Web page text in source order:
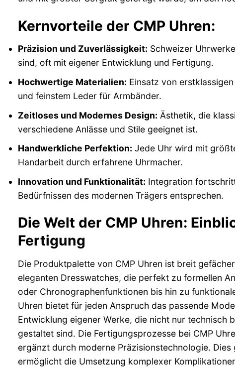
Kernvorteile der CMP Uhren:
Präzision und Zuverlässigkeit: Schweizer
sind, oft mit eigener Entwicklung und Fertigung.
Hochwertige Materialien: Einsatz von
und feinstem Leder für Armbänder.
Zeitloses und Modernes Design: Ästhetik, die
verschiedene Anlässe und Stile geeignet ist.
Handwerkliche Perfektion: Jede Uhr wird mit
Handarbeit durch erfahrene Uhrmacher.
Innovation und Funktionalität: Integration
Bedürfnissen des modernen Trägers entsprechen.
Die Welt der CMP Uhren:
Fertigung
Die Produktpalette von CMP Uhren ist breit
eleganten Dresswatches, die perfekt zu formellen
oder Chronographenfunktionen bis hin zu
Uhren bietet für jeden Anspruch das passende
Entwicklung eigener Werke, die nicht nur technisch
gestaltet sind. Die Fertigungsprozesse bei CMP
ergänzt durch moderne Präzisionstechnologie.
ermöglicht die Umsetzung komplexer